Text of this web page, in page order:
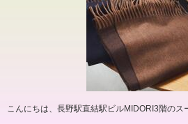
こんにちは、長野駅直結駅ビルMIDORI3階のス